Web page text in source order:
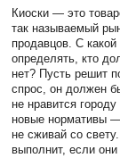
Киоски — это
так называемый
продавцов. С
определять, кто
нет? Пусть решит
спрос, он должен
не нравится
новые нормативы
не сживай со
выполнит, если